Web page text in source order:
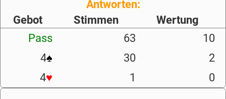
Antworten:
Gebot
Stimmen
Wertung
Pass
63
10
4♠ 30
2
4♥ 1 0